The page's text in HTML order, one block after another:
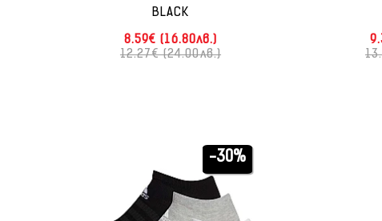
BLACK
8.59€ (16.80лв.)
12.27€ (24.00лв.)
-30%